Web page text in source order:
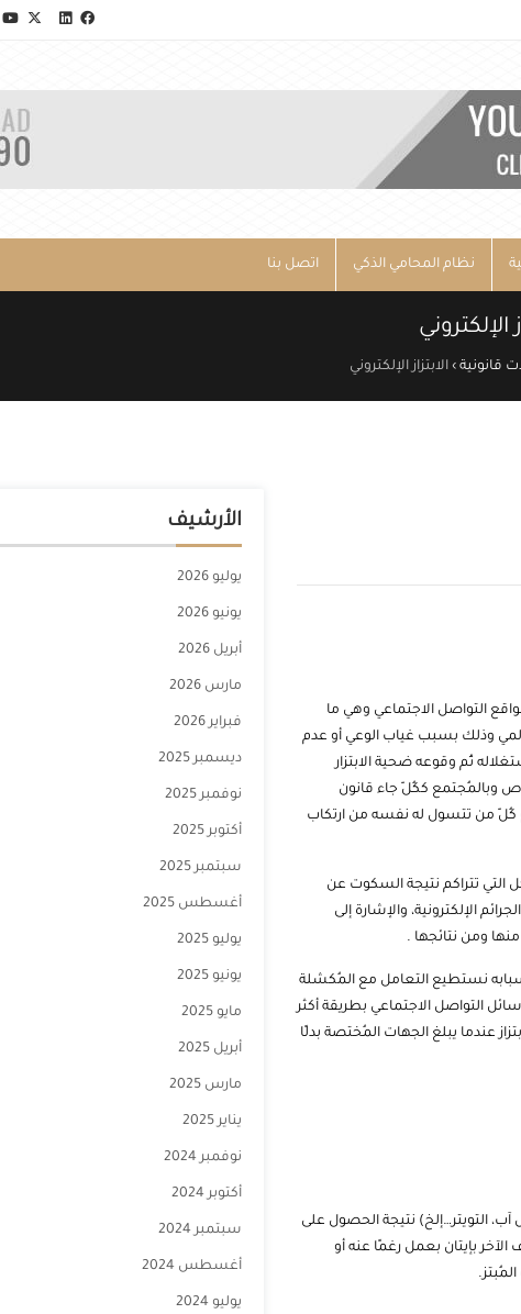
نظام المحامي الذكي اتصل بنا
الإلكتروني
قانونية ›الابتزاز الإلكتروني
التواصل الاجتماعي وهي ما
وذلك بسبب غياب الوعي أو عدم
ثُم وقوعه ضحية الابتزار
وبالمُجتمع ككُلّ جاء قانون
كُلّ من تتسول له نفسه من ارتكاب
التي تتراكم نتيجة السكوت عن
الإلكترونية، والإشارة إلى
منها ومن نتائجها .
نستطيع التعامل مع المُكشلة
التواصل الاجتماعي بطريقة أكثر
عندما يبلغ الجهات المُختصة بدلًا
التويتر…إلخ) نتيجة الحصول على
بإيتان بعمل رغمًا عنه أو
الأرشيف
يوليو 2026
يونيو 2026
أبريل 2026
مارس 2026
فبراير 2026
ديسمبر 2025
نوفمبر 2025
أكتوبر 2025
سبتمبر 2025
أغسطس 2025
يوليو 2025
يونيو 2025
مايو 2025
أبريل 2025
مارس 2025
يناير 2025
نوفمبر 2024
أكتوبر 2024
سبتمبر 2024
أغسطس 2024
يوليو 2024